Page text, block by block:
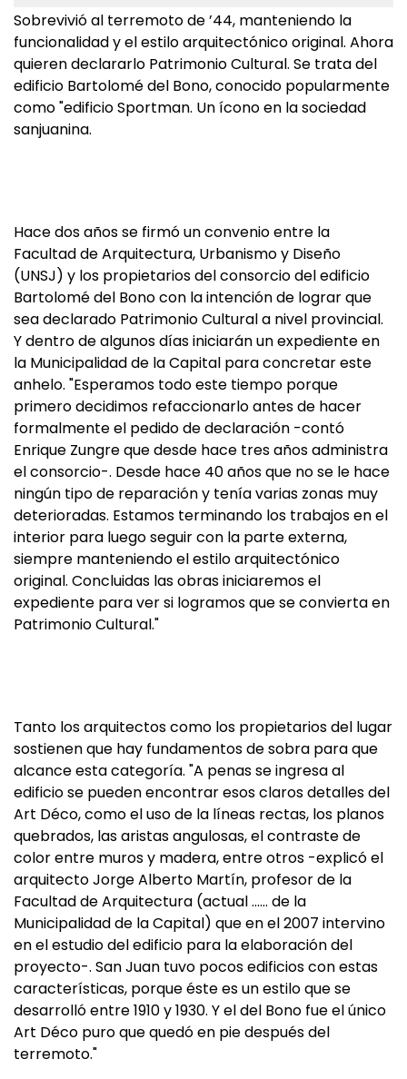
Sobrevivió al terremoto de ’44, manteniendo la
funcionalidad y el estilo arquitectónico original. Ahora
quieren declararlo Patrimonio Cultural. Se trata del
edificio Bartolomé del Bono, conocido popularmente
como "edificio Sportman. Un ícono en la sociedad
sanjuanina.
Hace dos años se firmó un convenio entre la
Facultad de Arquitectura, Urbanismo y Diseño
(UNSJ) y los propietarios del consorcio del edificio
Bartolomé del Bono con la intención de lograr que
sea declarado Patrimonio Cultural a nivel provincial.
Y dentro de algunos días iniciarán un expediente en
la Municipalidad de la Capital para concretar este
anhelo. "Esperamos todo este tiempo porque
primero decidimos refaccionarlo antes de hacer
formalmente el pedido de declaración -contó
Enrique Zungre que desde hace tres años administra
el consorcio-. Desde hace 40 años que no se le hace
ningún tipo de reparación y tenía varias zonas muy
deterioradas. Estamos terminando los trabajos en el
interior para luego seguir con la parte externa,
siempre manteniendo el estilo arquitectónico
original. Concluidas las obras iniciaremos el
expediente para ver si logramos que se convierta en
Patrimonio Cultural."
Tanto los arquitectos como los propietarios del lugar
sostienen que hay fundamentos de sobra para que
alcance esta categoría. "A penas se ingresa al
edificio se pueden encontrar esos claros detalles del
Art Déco, como el uso de la líneas rectas, los planos
quebrados, las aristas angulosas, el contraste de
color entre muros y madera, entre otros -explicó el
arquitecto Jorge Alberto Martín, profesor de la
Facultad de Arquitectura (actual …… de la
Municipalidad de la Capital) que en el 2007 intervino
en el estudio del edificio para la elaboración del
proyecto-. San Juan tuvo pocos edificios con estas
características, porque éste es un estilo que se
desarrolló entre 1910 y 1930. Y el del Bono fue el único
Art Déco puro que quedó en pie después del
terremoto."